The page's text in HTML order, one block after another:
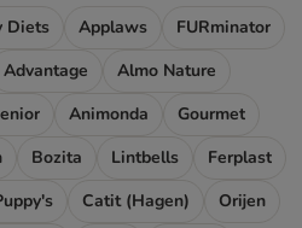
Diets Applaws
FURminator
Advantage
Almo Nature
Animonda
Gourmet
Bozita Lintbells
Ferplast
Catit (Hagen)
Orijen